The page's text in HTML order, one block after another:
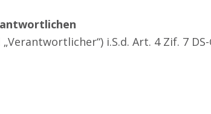
i.S.d. Art. 4 Zif. 7 DS-